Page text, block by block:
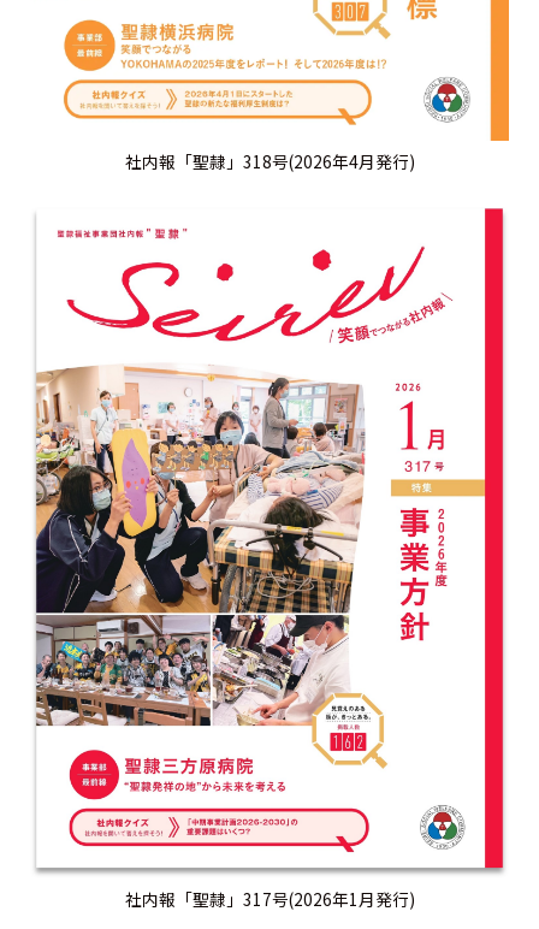
社内報「聖隷」318号(2026年4月発行)
社内報「聖隷」317号(2026年1月発行)